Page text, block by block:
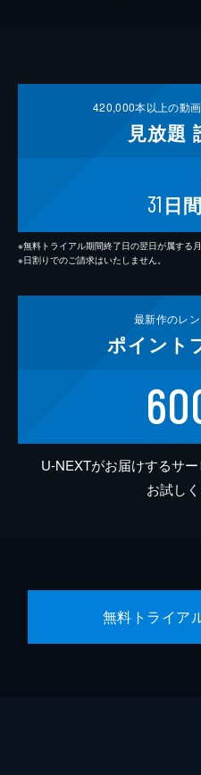
420,000本以上の動
見放題
31 日間
※無料トライアル期間終了日の翌日が属する
※日割りでのご請求はいたしません。
最新作のレ
ポイント
U-NEXTがお届けするサ
お試しく
無料トライア